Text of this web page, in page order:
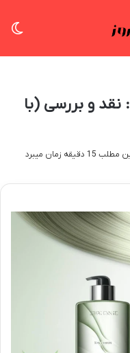
نقد و بررسی (با
زمان میبرد